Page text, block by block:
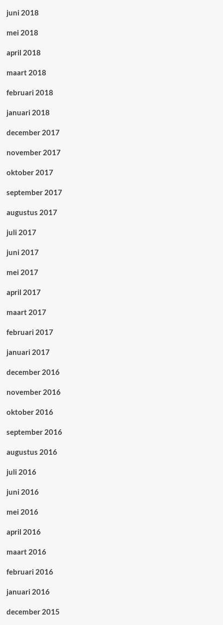
juni 2018
mei 2018
april 2018
maart 2018
februari 2018
januari 2018
december 2017
november 2017
oktober 2017
september 2017
augustus 2017
juli 2017
juni 2017
mei 2017
april 2017
maart 2017
februari 2017
januari 2017
december 2016
november 2016
oktober 2016
september 2016
augustus 2016
juli 2016
juni 2016
mei 2016
april 2016
maart 2016
februari 2016
januari 2016
december 2015